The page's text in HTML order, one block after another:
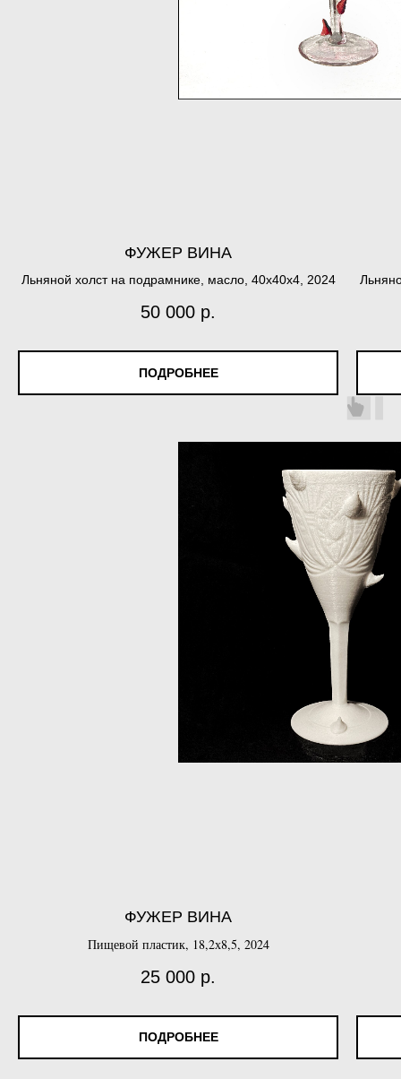
ФУЖЕР ВИНА
Льняной холст на подрамнике, масло, 40х40х4, 2024
50 000 р.
ПОДРОБНЕЕ
ФУЖЕР ВИНА
Пищевой пластик, 18,2х8,5, 2024
25 000 р.
ПОДРОБНЕЕ